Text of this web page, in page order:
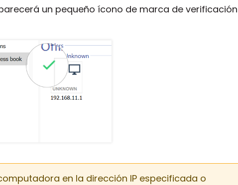
un pequeño ícono de marca de verificación
en la dirección IP especificada o